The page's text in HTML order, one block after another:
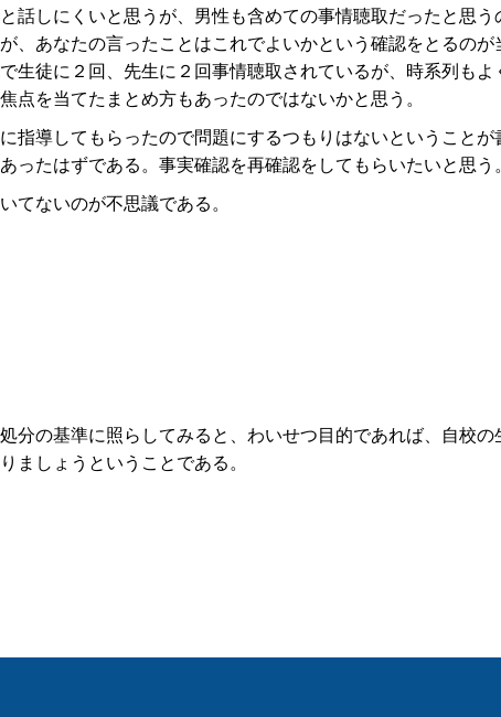
しにくいと思うが、男性も含めての事情聴取だったと思
あなたの言ったことはこれでよいかという確認をとるの
徒に２回、先生に２回事情聴取されているが、時系列も
を当てたまとめ方もあったのではないかと思う。
導してもらったので問題にするつもりはないということ
たはずである。事実確認を再確認をしてもらいたいと思う。
ないのが不思議である。
の基準に照らしてみると、わいせつ目的であれば、自校
しょうということである。